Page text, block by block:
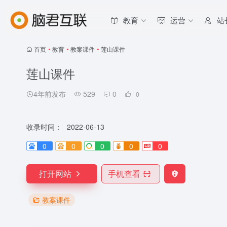
教育 运营 站
首页 • 教育 • 教案课件 • 莲山课件
莲山课件
4年前发布 529 0 0
收录时间：
2022-06-13
0
0 0 0 0
打开网站 手机查看
教案课件